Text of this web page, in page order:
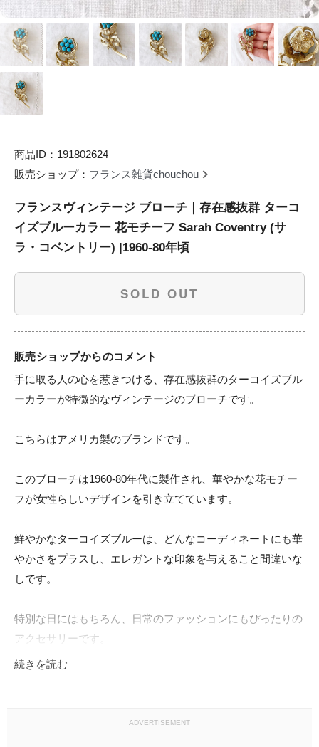
商品ID：191802624
販売ショップ： フランス雑貨chouchou
フランスヴィンテージ ブローチ｜存在感抜群 ターコ
イズブルーカラー 花モチーフ Sarah Coventry (サ
ラ・コベントリー) |1960-80年頃
SOLD OUT
販売ショップからのコメント
手に取る人の心を惹きつける、存在感抜群のターコイズブル
ーカラーが特徴的なヴィンテージのブローチです。
こちらはアメリカ製のブランドです。
このブローチは1960-80年代に製作され、華やかな花モチー
フが女性らしいデザインを引き立てています。
鮮やかなターコイズブルーは、どんなコーディネートにも華
やかさをプラスし、エレガントな印象を与えること間違いな
しです。
特別な日にはもちろん、日常のファッションにもぴったりの
アクセサリーです。
続きを読む
ADVERTISEMENT